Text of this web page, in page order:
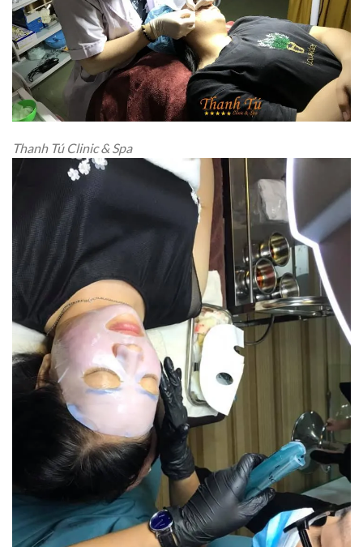
Thanh Tú Clinic & Spa